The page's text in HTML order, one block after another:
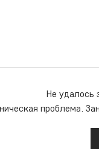
Не удалось
проблема.